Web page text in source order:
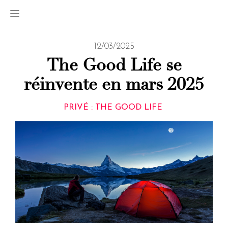
12/03/2025
The Good Life se
réinvente en mars 2025
PRIVÉ : THE GOOD LIFE